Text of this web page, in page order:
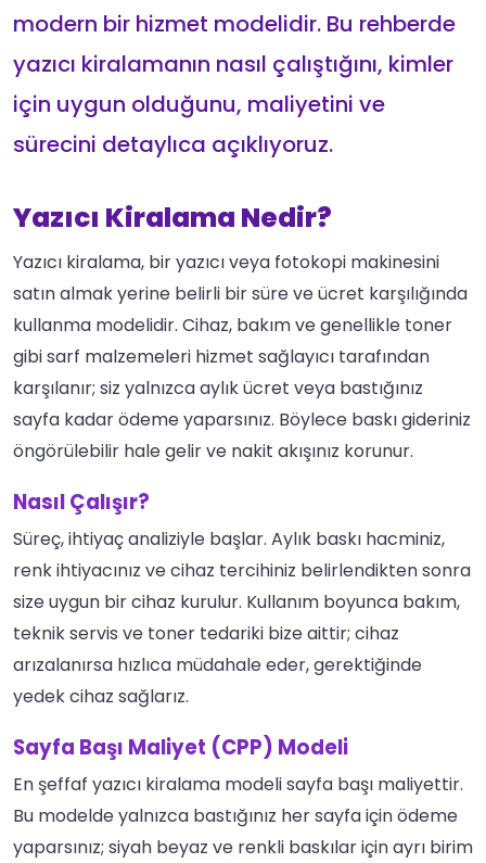
modern bir hizmet modelidir. Bu rehberde
yazıcı kiralamanın nasıl çalıştığını, kimler
için uygun olduğunu, maliyetini ve
sürecini detaylıca açıklıyoruz.
Yazıcı Kiralama Nedir?
Yazıcı kiralama, bir yazıcı veya fotokopi makinesini
satın almak yerine belirli bir süre ve ücret karşılığında
kullanma modelidir. Cihaz, bakım ve genellikle toner
gibi sarf malzemeleri hizmet sağlayıcı tarafından
karşılanır; siz yalnızca aylık ücret veya bastığınız
sayfa kadar ödeme yaparsınız. Böylece baskı gideriniz
öngörülebilir hale gelir ve nakit akışınız korunur.
Nasıl Çalışır?
Süreç, ihtiyaç analiziyle başlar. Aylık baskı hacminiz,
renk ihtiyacınız ve cihaz tercihiniz belirlendikten sonra
size uygun bir cihaz kurulur. Kullanım boyunca bakım,
teknik servis ve toner tedariki bize aittir; cihaz
arızalanırsa hızlıca müdahale eder, gerektiğinde
yedek cihaz sağlarız.
Sayfa Başı Maliyet (CPP) Modeli
En şeffaf yazıcı kiralama modeli sayfa başı maliyettir.
Bu modelde yalnızca bastığınız her sayfa için ödeme
yaparsınız; siyah beyaz ve renkli baskılar için ayrı birim